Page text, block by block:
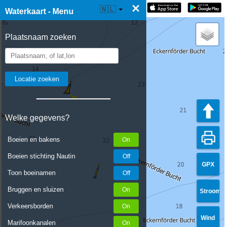
Waterkaart - Menu ×
Plaatsnaam zoeken
Welke gegevens?
Boeien en bakens
Boeien stichting Nautin
Toon boeinamen
Bruggen en sluizen
Verkeersborden
Marifoonkanalen
☰ Waterkaart Live 🇳🇱
GPX
Stroom
Wind